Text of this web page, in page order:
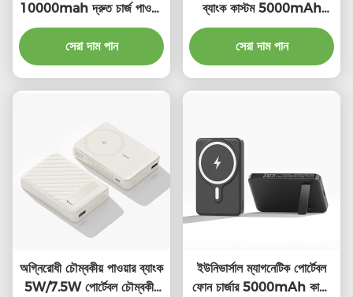
10000mah দ্রুত চার্জ পাওয়ার
ব্যাংক নিরাপদ
সেরা দাম পান
ব্যাংক কাস্টম 5000mAh
ম্যাগনেটিক পাওয়ার ব্যাংক
সেরা দাম পান
অগ্নিরোধী চৌম্বকীয় পাওয়ার ব্যাংক
5W/7.5W পোর্টেবল চৌম্বকীয়
ইউনিভার্সাল ম্যাগনেটিক পোর্টেবল
ফোন চার্জার 5000mAh কালো